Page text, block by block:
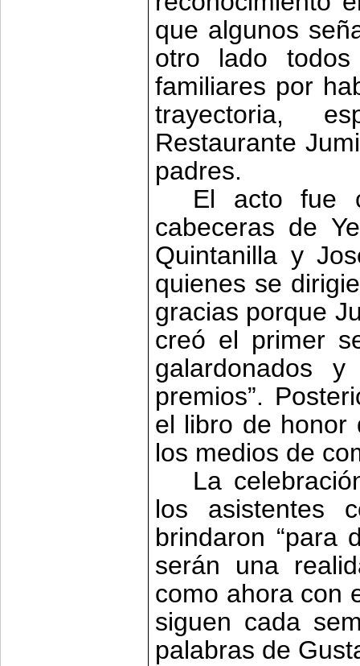
que algunos
otro lado
familiares por
trayectoria,
Restaurante
padres.
El acto fue
cabeceras de
Quintanilla y
quienes se
gracias porque
creó el primer
galardonados
premios”.
el libro de honor
los medios de
La
los asistentes
brindaron “para
serán una
como ahora con
siguen cada
palabras de